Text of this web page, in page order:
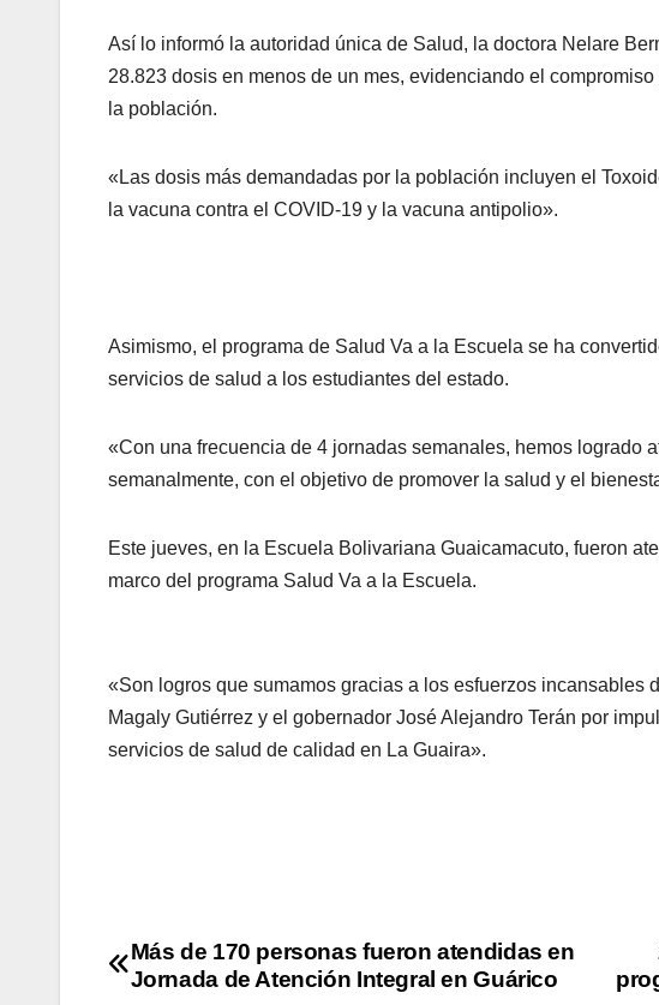
Así lo informó la autoridad única de Salud, la doctora Nelare
28.823 dosis en menos de un mes, evidenciando el
la población.
«Las dosis más demandadas por la población incluyen el
la vacuna contra el COVID-19 y la vacuna antipolio».
Asimismo, el programa de Salud Va a la Escuela se ha
servicios de salud a los estudiantes del estado.
«Con una frecuencia de 4 jornadas semanales, hemos logrado
semanalmente, con el objetivo de promover la salud y el
Este jueves, en la Escuela Bolivariana Guaicamacuto, fueron
marco del programa Salud Va a la Escuela.
«Son logros que sumamos gracias a los esfuerzos incansables
Magaly Gutiérrez y el gobernador José Alejandro Terán por
servicios de salud de calidad en La Guaira».
Más de 170 personas fueron atendidas en
Jornada de Atención Integral en Guárico